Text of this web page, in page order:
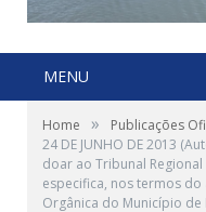
MENU
Home » Publicações
24 DE JUNHO DE 2013
doar ao Tribunal
especifica, nos termos do
Orgânica do Município de